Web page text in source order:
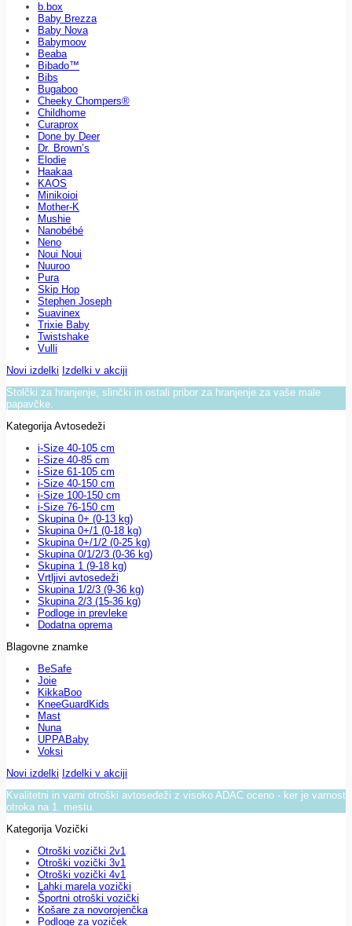
b.box
Baby Brezza
Baby Nova
Babymoov
Beaba
Bibado™
Bibs
Bugaboo
Cheeky Chompers®
Childhome
Curaprox
Done by Deer
Dr. Brown’s
Elodie
Haakaa
KAOS
Minikoioi
Mother-K
Mushie
Nanobébé
Neno
Noui Noui
Nuuroo
Pura
Skip Hop
Stephen Joseph
Suavinex
Trixie Baby
Twistshake
Vulli
Novi izdelki Izdelki v akciji
Stolčki za hranjenje, slinčki in ostali pribor za hranjenje za vaše male
papavčke.
Kategorija Avtosedeži
i-Size 40-105 cm
i-Size 40-85 cm
i-Size 61-105 cm
i-Size 40-150 cm
i-Size 100-150 cm
i-Size 76-150 cm
Skupina 0+ (0-13 kg)
Skupina 0+/1 (0-18 kg)
Skupina 0+/1/2 (0-25 kg)
Skupina 0/1/2/3 (0-36 kg)
Skupina 1 (9-18 kg)
Vrtljivi avtosedeži
Skupina 1/2/3 (9-36 kg)
Skupina 2/3 (15-36 kg)
Podloge in prevleke
Dodatna oprema
Blagovne znamke
BeSafe
Joie
KikkaBoo
KneeGuardKids
Mast
Nuna
UPPABaby
Voksi
Novi izdelki Izdelki v akciji
Kvalitetni in varni otroški avtosedeži z visoko ADAC oceno - ker je varnost
otroka na 1. mestu.
Kategorija Vozički
Otroški vozički 2v1
Otroški vozički 3v1
Otroški vozički 4v1
Lahki marela vozički
Športni otroški vozički
Košare za novorojenčka
Podloge za voziček